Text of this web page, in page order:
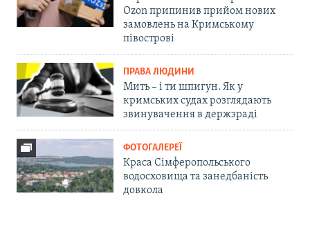
Ozon припинив прийом нових
замовлень на Кримському
півострові
ПРАВА ЛЮДИНИ
Мить – і ти шпигун. Як у
кримських судах розглядають
звинувачення в держзраді
ФОТОГАЛЕРЕЇ
Краса Сімферопольського
водосховища та занедбаність
довкола